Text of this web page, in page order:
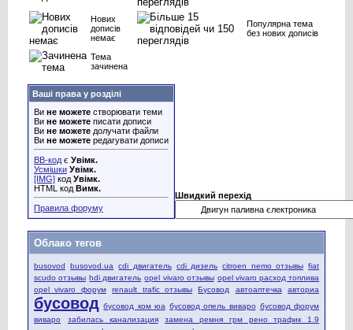
Нових
дописів
немає
Популярна тема
без нових дописів
Тема
зачинена
Ваші права у розділі
Ви не можете створювати теми
Ви не можете писати дописи
Ви не можете долучати файли
Ви не можете редагувати дописи
BB-код є Увімк.
Усмішки Увімк.
[IMG] код Увімк.
HTML код Вимк.
Правила форуму
Швидкий перехід
Облако тегов
busovod busovod.ua cdi двигатель cdi дизель citroen nemo отзывы fiat
scudo отзывы hdi двигатель opel vivaro отзывы opel vivaro расход топлива
opel vivaro форум
renault trafic отзывы Бусовод автоаптечка авториа
бусовод бусовод ком юа бусовод опель виваро бусовод форум
виваро
забилась канализация
замена ремня грм рено трафик 1.9